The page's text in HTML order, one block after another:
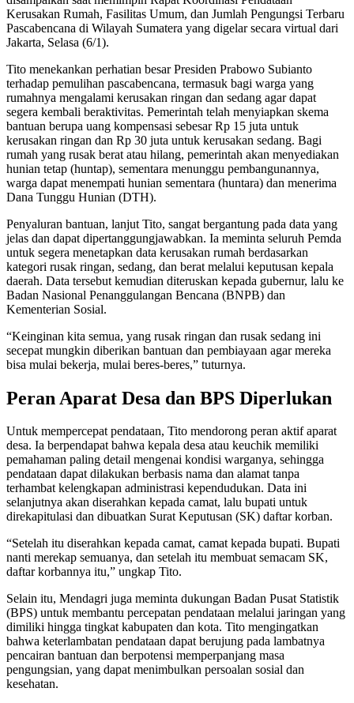
Kerusakan Rumah, Fasilitas Umum, dan Jumlah Pengungsi Terbaru
Pascabencana di Wilayah Sumatera yang digelar secara virtual dari
Jakarta, Selasa (6/1).
Tito menekankan perhatian besar Presiden Prabowo Subianto
terhadap pemulihan pascabencana, termasuk bagi warga yang
rumahnya mengalami kerusakan ringan dan sedang agar dapat
segera kembali beraktivitas. Pemerintah telah menyiapkan skema
bantuan berupa uang kompensasi sebesar Rp 15 juta untuk
kerusakan ringan dan Rp 30 juta untuk kerusakan sedang. Bagi
rumah yang rusak berat atau hilang, pemerintah akan menyediakan
hunian tetap (huntap), sementara menunggu pembangunannya,
warga dapat menempati hunian sementara (huntara) dan menerima
Dana Tunggu Hunian (DTH).
Penyaluran bantuan, lanjut Tito, sangat bergantung pada data yang
jelas dan dapat dipertanggungjawabkan. Ia meminta seluruh Pemda
untuk segera menetapkan data kerusakan rumah berdasarkan
kategori rusak ringan, sedang, dan berat melalui keputusan kepala
daerah. Data tersebut kemudian diteruskan kepada gubernur, lalu ke
Badan Nasional Penanggulangan Bencana (BNPB) dan
Kementerian Sosial.
“Keinginan kita semua, yang rusak ringan dan rusak sedang ini
secepat mungkin diberikan bantuan dan pembiayaan agar mereka
bisa mulai bekerja, mulai beres-beres,” tuturnya.
Peran Aparat Desa dan BPS Diperlukan
Untuk mempercepat pendataan, Tito mendorong peran aktif aparat
desa. Ia berpendapat bahwa kepala desa atau keuchik memiliki
pemahaman paling detail mengenai kondisi warganya, sehingga
pendataan dapat dilakukan berbasis nama dan alamat tanpa
terhambat kelengkapan administrasi kependudukan. Data ini
selanjutnya akan diserahkan kepada camat, lalu bupati untuk
direkapitulasi dan dibuatkan Surat Keputusan (SK) daftar korban.
“Setelah itu diserahkan kepada camat, camat kepada bupati. Bupati
nanti merekap semuanya, dan setelah itu membuat semacam SK,
daftar korbannya itu,” ungkap Tito.
Selain itu, Mendagri juga meminta dukungan Badan Pusat Statistik
(BPS) untuk membantu percepatan pendataan melalui jaringan yang
dimiliki hingga tingkat kabupaten dan kota. Tito mengingatkan
bahwa keterlambatan pendataan dapat berujung pada lambatnya
pencairan bantuan dan berpotensi memperpanjang masa
pengungsian, yang dapat menimbulkan persoalan sosial dan
kesehatan.